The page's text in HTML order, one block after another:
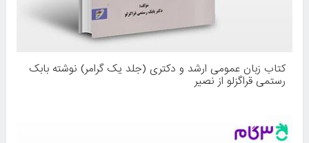
کتاب زبان عمومی ارشد و دکتری (جلد یک گرامر) نوشته بابک
رستمی قراگزلو از نصیر